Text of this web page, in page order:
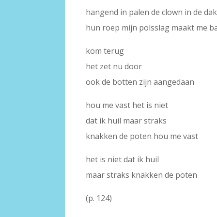
hangend in palen de clown in de
hun roep mijn polsslag maakt me
kom terug
het zet nu door
ook de botten zijn aangedaan
hou me vast het is niet
dat ik huil maar straks
knakken de poten hou me vast
het is niet dat ik huil
maar straks knakken de poten
(p. 124)